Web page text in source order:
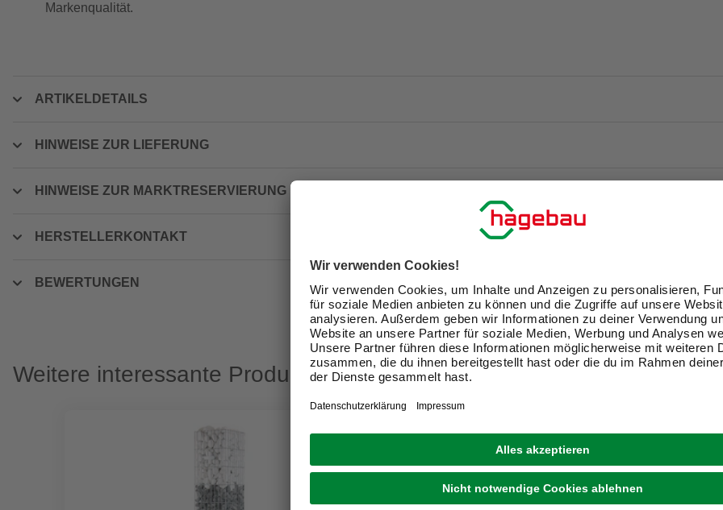
Markenqualität.
ARTIKELDETAILS
HINWEISE ZUR LIEFERUNG
HINWEISE ZUR MARKTRESERVIERUNG
HERSTELLERKONTAKT
BEWERTUNGEN
Weitere interessante Produkte